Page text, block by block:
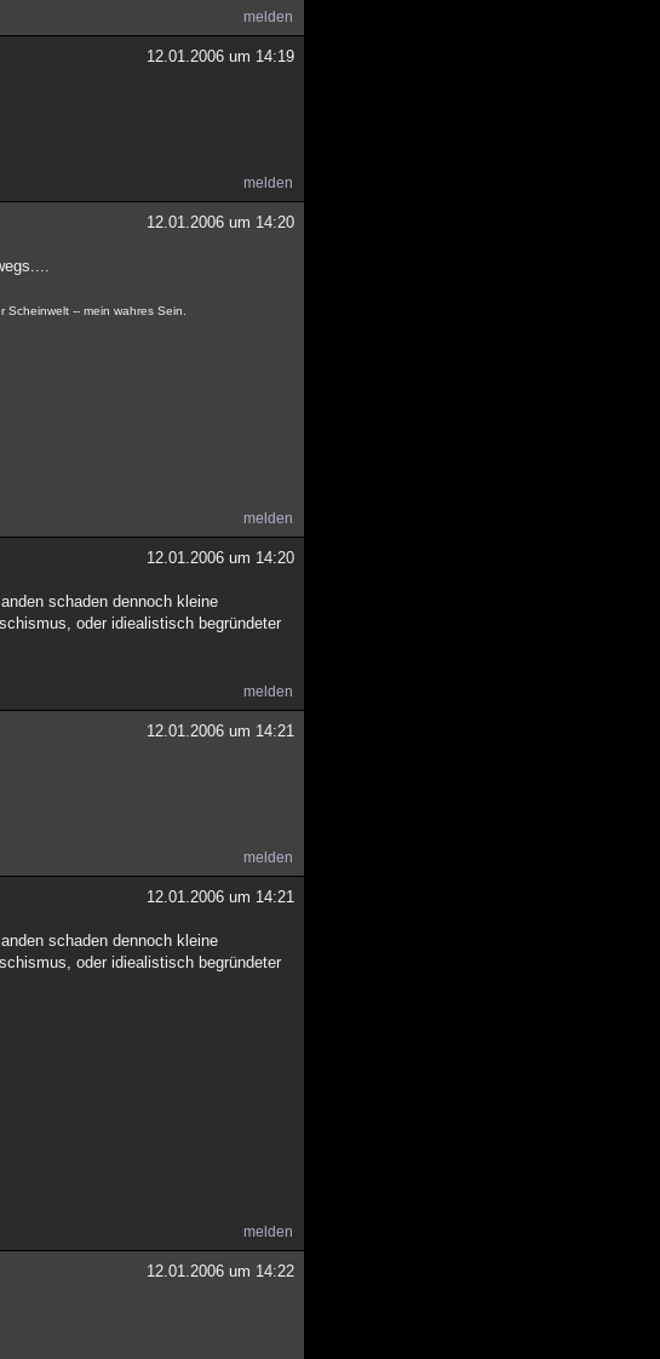
melden
12.01.2006 um 14:19
melden
12.01.2006 um 14:20
-- mein wahres Sein.
melden
12.01.2006 um 14:20
schaden dennoch kleine
oder idiealistisch begründeter
melden
12.01.2006 um 14:21
melden
12.01.2006 um 14:21
schaden dennoch kleine
oder idiealistisch begründeter
melden
12.01.2006 um 14:22